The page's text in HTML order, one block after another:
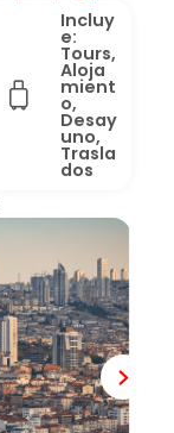
Incluy
e:
Tours,
Aloja
mient
o,
Desay
uno,
Trasla
dos